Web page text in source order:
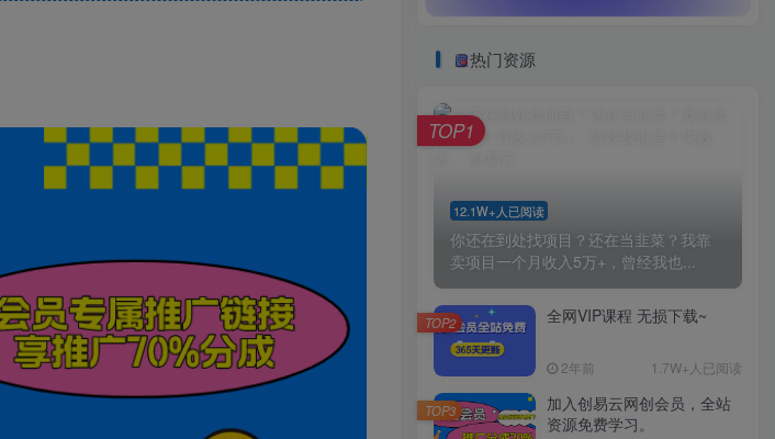
热门资源
12.1W+人已阅读
你还在到处找项目？还在当韭菜？我靠
卖项目一个月收入5万+，曾经我也...
TOP1
全网VIP课程 无损下载~
2年前 1.7W+人已阅读
TOP2
加入创易云网创会员，全站
资源免费学习。
TOP3